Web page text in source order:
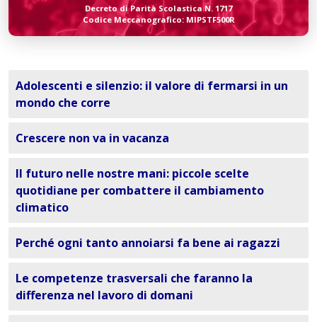
Decreto di Parità Scolastica N. 1717
Codice Meccanografico: MIPSTF500R
Adolescenti e silenzio: il valore di fermarsi in un
mondo che corre
Crescere non va in vacanza
Il futuro nelle nostre mani: piccole scelte
quotidiane per combattere il cambiamento
climatico
Perché ogni tanto annoiarsi fa bene ai ragazzi
Le competenze trasversali che faranno la
differenza nel lavoro di domani